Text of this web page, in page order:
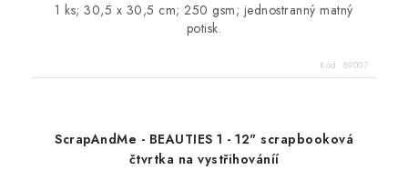
1 ks; 30,5 x 30,5 cm; 250 gsm; jednostranný matný
potisk.
Kód: 89007
ScrapAndMe - BEAUTIES 1 - 12" scrapbooková
čtvrtka na vystřihováníí